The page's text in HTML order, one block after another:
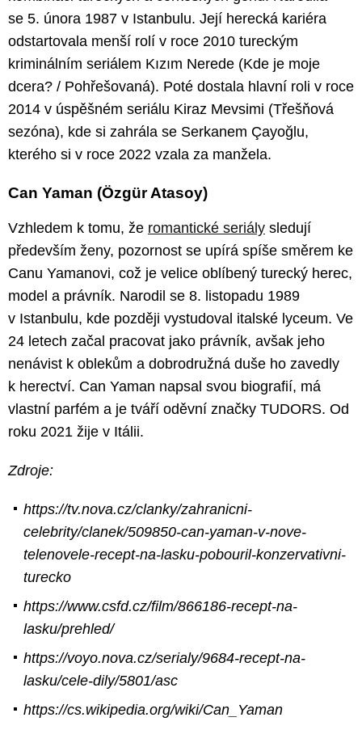
se 5. února 1987 v Istanbulu. Její herecká kariéra
odstartovala menší rolí v roce 2010 tureckým
kriminálním seriálem Kızım Nerede (Kde je moje
dcera? / Pohřešovaná). Poté dostala hlavní roli v roce
2014 v úspěšném seriálu Kiraz Mevsimi (Třešňová
sezóna), kde si zahrála se Serkanem Çayoğlu,
kterého si v roce 2022 vzala za manžela.
Can Yaman (Özgür Atasoy)
Vzhledem k tomu, že romantické seriály sledují
především ženy, pozornost se upírá spíše směrem ke
Canu Yamanovi, což je velice oblíbený turecký herec,
model a právník. Narodil se 8. listopadu 1989
v Istanbulu, kde později vystudoval italské lyceum. Ve
24 letech začal pracovat jako právník, avšak jeho
nenávist k oblekům a dobrodružná duše ho zavedly
k herectví. Can Yaman napsal svou biografií, má
vlastní parfém a je tváří oděvní značky TUDORS. Od
roku 2021 žije v Itálii.
Zdroje:
https://tv.nova.cz/clanky/zahranicni-
celebrity/clanek/509850-can-yaman-v-nove-
telenovele-recept-na-lasku-pobouril-konzervativni-
turecko
https://www.csfd.cz/film/866186-recept-na-
lasku/prehled/
https://voyo.nova.cz/serialy/9684-recept-na-
lasku/cele-dily/5801/asc
https://cs.wikipedia.org/wiki/Can_Yaman